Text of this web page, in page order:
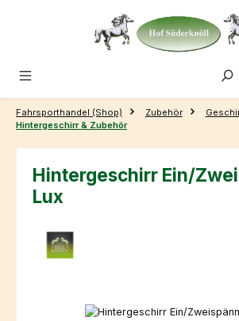
Zum Hauptinhalt springen
Fahrsporthandel (Shop) Zubehör
Hintergeschirr & Zubehör
Hintergeschirr Ein/
Lux
Bildergalerie überspringen